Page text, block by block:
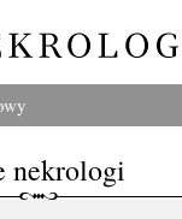
nekrologi